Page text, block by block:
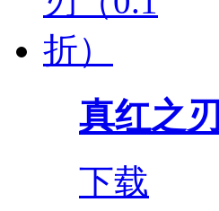
真红之
下载